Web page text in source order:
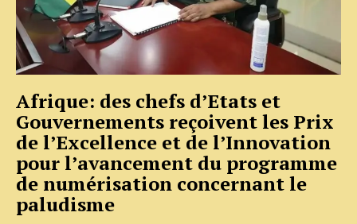
Afrique: des chefs d’Etats et
Gouvernements reçoivent les Prix
de l’Excellence et de l’Innovation
pour l’avancement du programme
de numérisation concernant le
paludisme